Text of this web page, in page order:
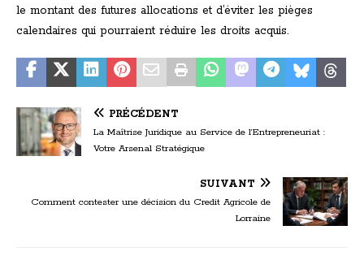
le montant des futures allocations et d’éviter les pièges
calendaires qui pourraient réduire les droits acquis.
PRÉCÉDENT
La Maîtrise Juridique au Service de l’Entrepreneuriat :
Votre Arsenal Stratégique
SUIVANT
Comment contester une décision du Credit Agricole de
Lorraine